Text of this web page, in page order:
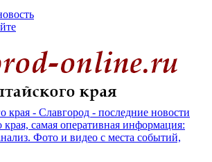
края - Славгород - последние новости
края, самая оперативная информация:
Фото и видео с места событий,